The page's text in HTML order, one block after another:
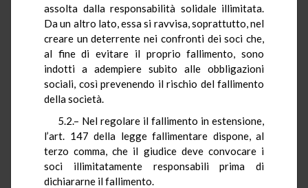
assolta dalla responsabilità solidale illimitata.
Da un altro lato, essa si ravvisa, soprattutto, nel
creare un deterrente nei confronti dei soci che,
al fine di evitare il proprio fallimento, sono
indotti a adempiere subito alle obbligazioni
sociali, così prevenendo il rischio del fallimento
della società.
5.2.– Nel regolare il fallimento in estensione,
l’art. 147 della legge fallimentare dispone, al
terzo comma, che il giudice deve convocare i
soci illimitatamente responsabili prima di
dichiararne il fallimento.